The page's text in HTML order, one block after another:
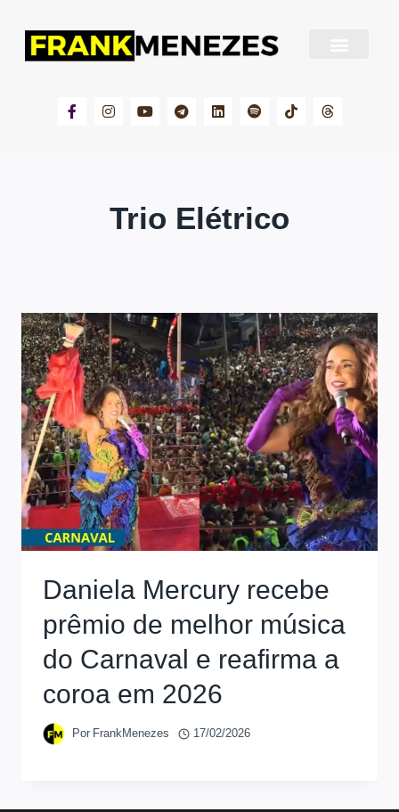
Trio Elétrico
Daniela Mercury recebe
prêmio de melhor música
do Carnaval e reafirma a
coroa em 2026
Por FrankMenezes 17/02/2026